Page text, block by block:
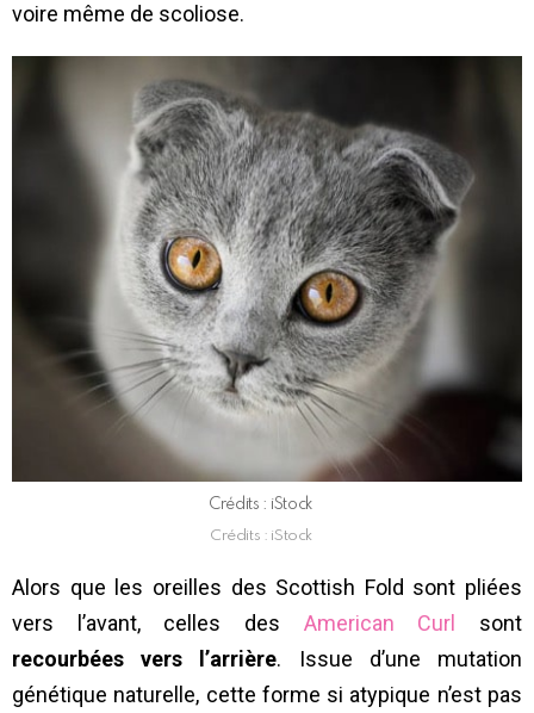
voire même de scoliose.
Crédits : iStock
Crédits : iStock
Alors que les oreilles des Scottish Fold sont pliées
vers l’avant, celles des American Curl
sont
recourbées vers l’arrière. Issue d’une mutation
génétique naturelle, cette forme si atypique n’est pas